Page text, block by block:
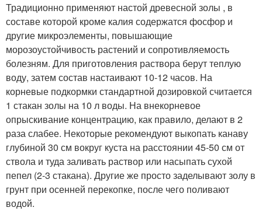
Традиционно применяют настой древесной золы , в
составе которой кроме калия содержатся фосфор и
другие микроэлементы, повышающие
морозоустойчивость растений и сопротивляемость
болезням. Для приготовления раствора берут теплую
воду, затем состав настаивают 10-12 часов. На
корневые подкормки стандартной дозировкой считается
1 стакан золы на 10 л воды. На внекорневое
опрыскивание концентрацию, как правило, делают в 2
раза слабее. Некоторые рекомендуют выкопать канаву
глубиной 30 см вокруг куста на расстоянии 45-50 см от
ствола и туда заливать раствор или насыпать сухой
пепел (2-3 стакана). Другие же просто заделывают золу в
грунт при осенней перекопке, после чего поливают
водой.